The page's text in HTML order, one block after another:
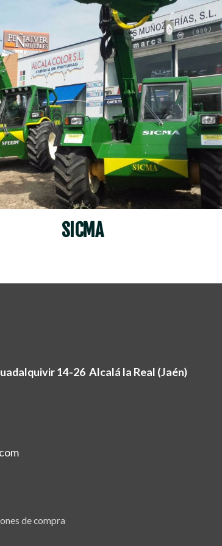
SICMA
14-26 Alcalá la Real (Jaén)
de compra